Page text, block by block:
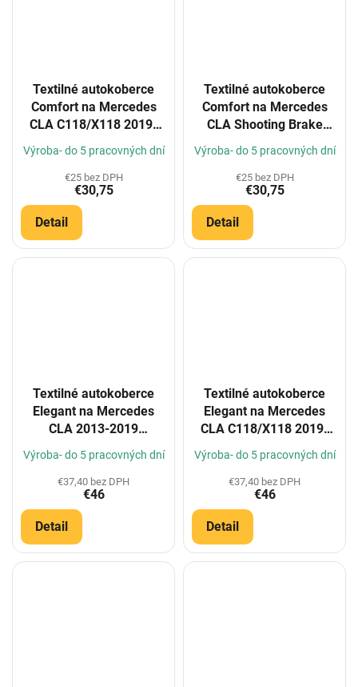
Textilné autokoberce
Comfort na Mercedes
CLA C118/X118 2019-
Výroba- do 5 pracovných dní
€25 bez DPH
€30,75
Detail
Textilné autokoberce
Comfort na Mercedes
CLA Shooting Brake
(Konfigurátor)
Výroba- do 5 pracovných dní
€25 bez DPH
€30,75
Detail
Textilné autokoberce
Elegant na Mercedes
CLA 2013-2019
Výroba- do 5 pracovných dní
€37,40 bez DPH
€46
Detail
Textilné autokoberce
Elegant na Mercedes
CLA C118/X118 2019-
Výroba- do 5 pracovných dní
€37,40 bez DPH
€46
Detail